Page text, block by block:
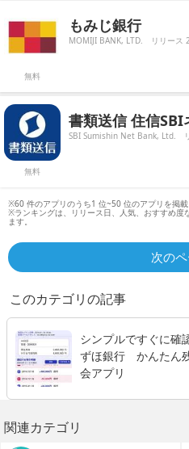
無料
もみじ銀行
MOMIJI BANK, LTD. リリース
無料
書類送信 住信SBI
SBI Sumishin Net Bank, Ltd.
※60 件のアプリのうち1 位~50 位のアプリを掲載
※ランキングは、リリース日、人気、おすすめ度
ます。
次の
このカテゴリの記事
シンプルですぐに確
ずほ銀行 かんたん
会アプリ
関連カテゴリ